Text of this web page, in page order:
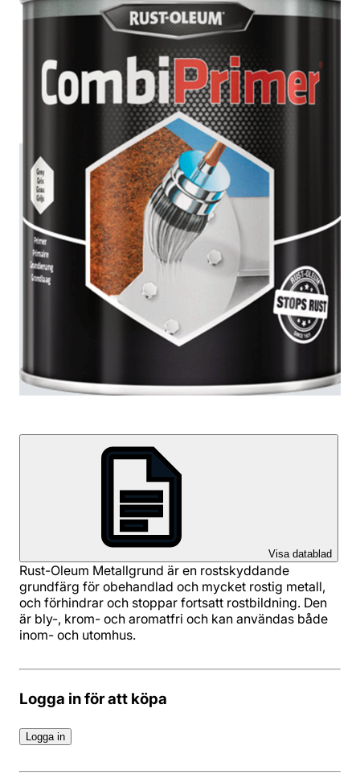
Visa datablad
Rust-Oleum Metallgrund är en rostskyddande
grundfärg för obehandlad och mycket rostig metall,
och förhindrar och stoppar fortsatt rostbildning. Den
är bly-, krom- och aromatfri och kan användas både
inom- och utomhus.
Logga in för att köpa
Logga in